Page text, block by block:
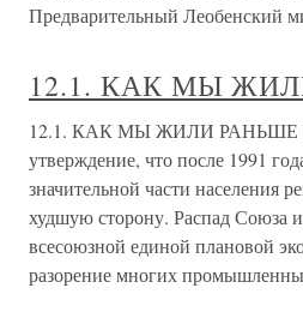
Предварительный Леобенский
12.1. КАК МЫ
12.1. КАК МЫ ЖИЛИ РАНЬШЕ
утверждение, что после 1991
значительной части населения
худшую сторону. Распад Союза
всесоюзной единой плановой
разорение многих